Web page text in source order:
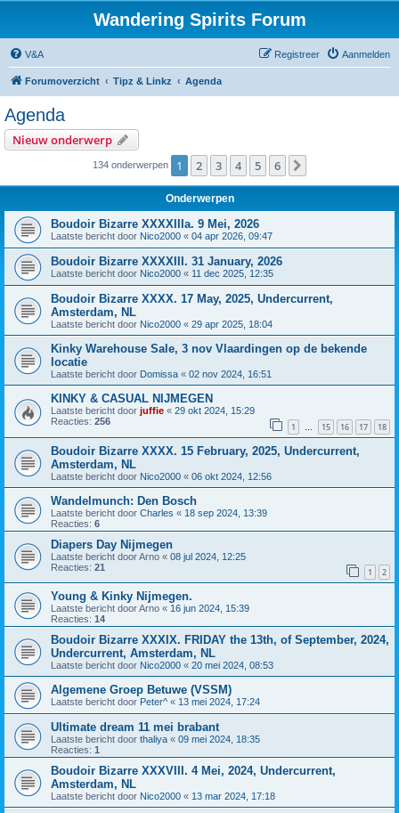
Wandering Spirits Forum
V&A Aanmelden
Registreer
Forumoverzicht Tipz & Linkz Agenda
Agenda
Nieuw onderwerp
134 onderwerpen 1 2 3 4 5 6
Onderwerpen
Boudoir Bizarre XXXXIIIa. 9 Mei, 2026
Laatste bericht door Nico2000 « 04 apr 2026, 09:47
Boudoir Bizarre XXXXIII. 31 January, 2026
Laatste bericht door Nico2000 « 11 dec 2025, 12:35
Boudoir Bizarre XXXX. 17 May, 2025, Undercurrent,
Amsterdam, NL
Laatste bericht door Nico2000 « 29 apr 2025, 18:04
Kinky Warehouse Sale, 3 nov Vlaardingen op de bekende
locatie
Laatste bericht door Domissa « 02 nov 2024, 16:51
KINKY & CASUAL NIJMEGEN
Laatste bericht door juffie « 29 okt 2024, 15:29
Reacties: 256 1 … 15 16 17 18
Boudoir Bizarre XXXX. 15 February, 2025, Undercurrent,
Amsterdam, NL
Laatste bericht door Nico2000 « 06 okt 2024, 12:56
Wandelmunch: Den Bosch
Laatste bericht door Charles « 18 sep 2024, 13:39
Reacties: 6
Diapers Day Nijmegen
Laatste bericht doorArno « 08 jul 2024, 12:25
Reacties: 21 1 2
Young & Kinky Nijmegen.
Laatste bericht doorArno « 16 jun 2024, 15:39
Reacties: 14
Boudoir Bizarre XXXIX. FRIDAY the 13th, of September, 2024,
Undercurrent, Amsterdam, NL
Laatste bericht door Nico2000 « 20 mei 2024, 08:53
Algemene Groep Betuwe (VSSM)
Laatste bericht door Peter^ « 13 mei 2024, 17:24
Ultimate dream 11 mei brabant
Laatste bericht door thaliya « 09 mei 2024, 18:35
Reacties: 1
Boudoir Bizarre XXXVIII. 4 Mei, 2024, Undercurrent,
Amsterdam, NL
Laatste bericht door Nico2000 « 13 mar 2024, 17:18